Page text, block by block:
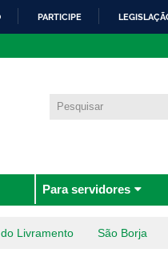
PARTICIPE
Para servidores
Livramento São Borja